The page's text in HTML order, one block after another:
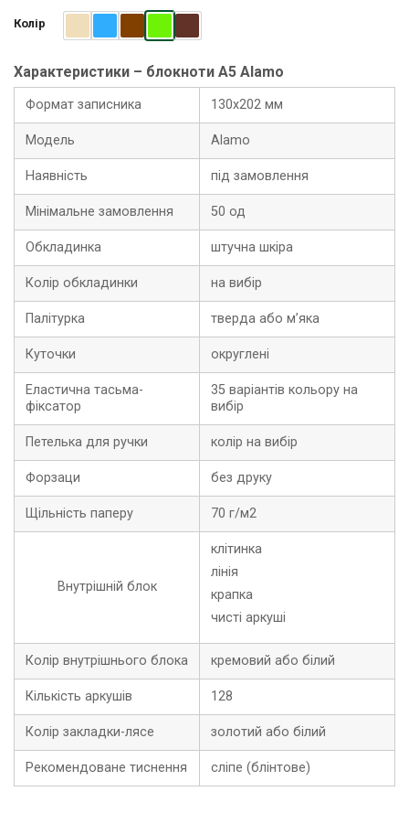
Колір
Характеристики – блокноти A5 Alamo
Формат записника 130х202 мм
Модель Alamo
Наявність під замовлення
Мінімальне замовлення 50 од
Обкладинка штучна шкіра
Колір обкладинки на вибір
Палітурка тверда або м’яка
Куточки округлені
Еластична тасьма-
фіксатор
35 варіантів кольору на
вибір
Петелька для ручки колір на вибір
Форзаци без друку
Щільність паперу 70 г/м2
Внутрішній блок
клітинка
лінія
крапка
чисті аркуші
Колір внутрішнього блока кремовий або білий
Кількість аркушів 128
Колір закладки-лясе золотий або білий
Рекомендоване тиснення сліпе (блінтове)